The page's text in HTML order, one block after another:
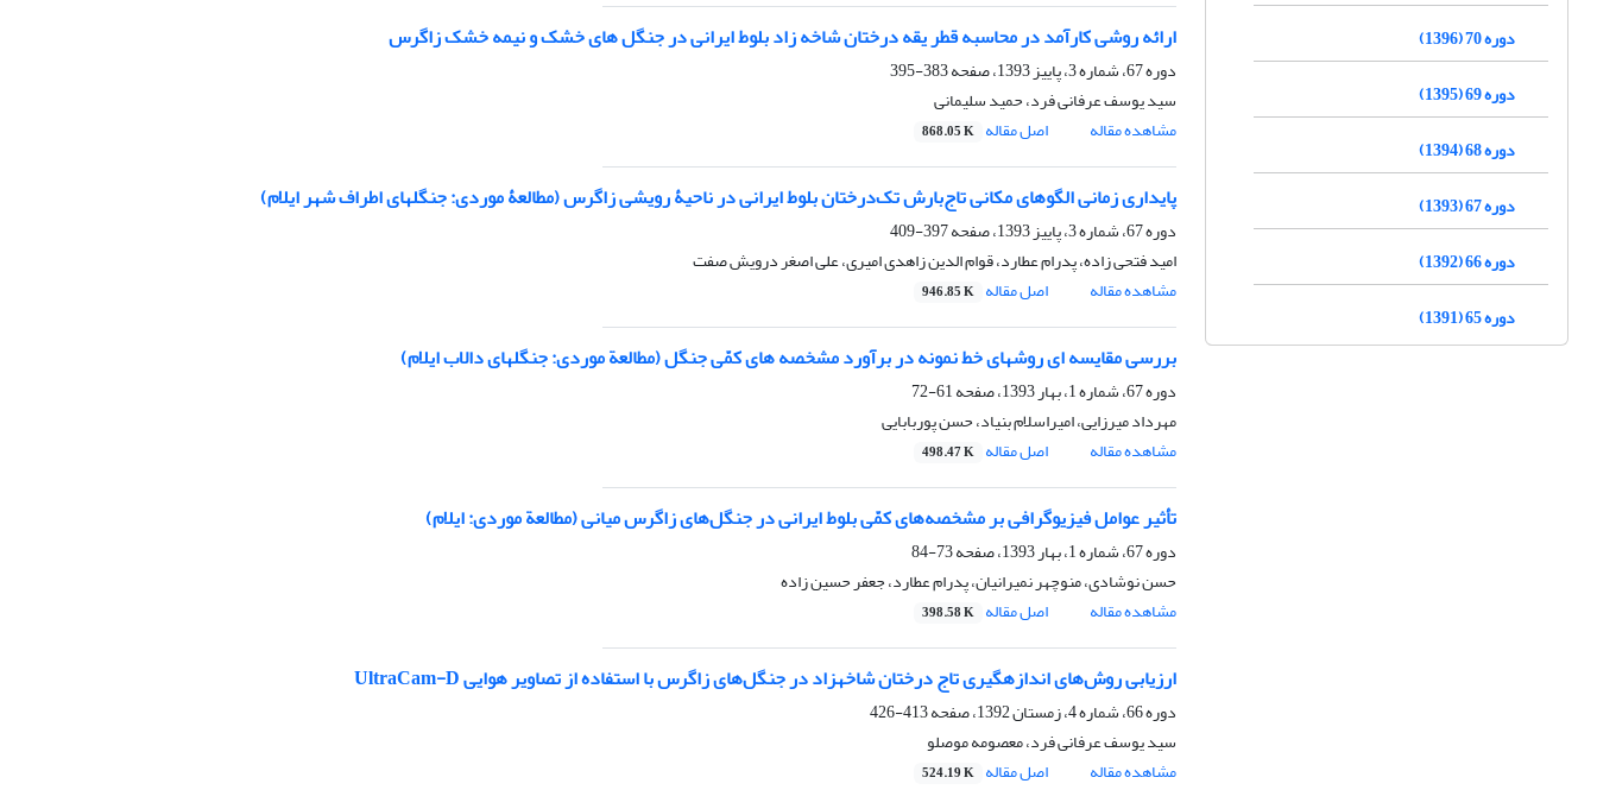
ارائه روشی کارآمد در محاسبه قطر یقه درختان شاخه‏ زاد بلوط ایرانی در جنگل‏ های خشک و نیمه‏‏ خشک زاگرس
دوره 67، شماره 3، پاییز 1393، صفحه
383-395
سید یوسف عرفانی فرد، حمید سلیمانی
مشاهده مقاله
اصل مقاله 868.05 K
پایداری زمانی الگوهای مکانی تاج‌بارش تک‌درختان بلوط ایرانی در ناحیۀ رویشی زاگرس (مطالعۀ موردی: جنگل‏های اطراف شهر ایلام)
دوره 67، شماره 3، پاییز 1393، صفحه
397-409
امید فتحی زاده، پدرام عطارد، قوام الدین زاهدی امیری، علی اصغر درویش صفت
مشاهده مقاله
اصل مقاله 946.85 K
بررسی مقایسه ‏ای روش‏های خط نمونه در برآورد مشخصه ‏های کمّی جنگل (مطالعة موردی: جنگل‏های دالاب ایلام)
دوره 67، شماره 1، بهار 1393، صفحه
61-72
مهرداد میرزایی، امیراسلام بنیاد، حسن پوربابایی
مشاهده مقاله
اصل مقاله 498.47 K
تأثیر عوامل فیزیوگرافی بر مشخصه‌های کمّی بلوط ایرانی در جنگل‌های زاگرس میانی (مطالعة موردی: ایلام)
دوره 67، شماره 1، بهار 1393، صفحه
73-84
حسن نوشادی، منوچهر نمیرانیان، پدرام عطارد، جعفر حسین زاده
مشاهده مقاله
اصل مقاله 398.58 K
ارزیابی روش‌های اندازه‏گیری تاج درختان شاخه‏زاد در جنگل‌های زاگرس با استفاده از تصاویر هوایی UltraCam-D
دوره 66، شماره 4، زمستان 1392، صفحه
413-426
سید یوسف عرفانی فرد، معصومه موصلو
مشاهده مقاله
اصل مقاله 524.19 K
دوره 70 (1396)
دوره 69 (1395)
دوره 68 (1394)
دوره 67 (1393)
دوره 66 (1392)
دوره 65 (1391)